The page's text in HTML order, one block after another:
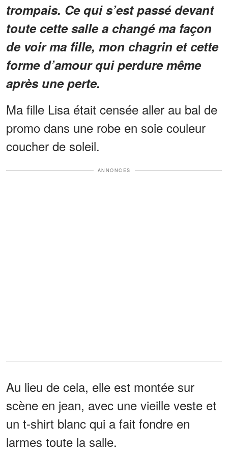
trompais. Ce qui s’est passé devant
toute cette salle a changé ma façon
de voir ma fille, mon chagrin et cette
forme d’amour qui perdure même
après une perte.
Ma fille Lisa était censée aller au bal de
promo dans une robe en soie couleur
coucher de soleil.
ANNONCES
Au lieu de cela, elle est montée sur
scène en jean, avec une vieille veste et
un t-shirt blanc qui a fait fondre en
larmes toute la salle.